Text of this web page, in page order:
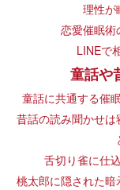
理性が
恋愛催眠術
LINEで
童話や
童話に共通する催
昔話の読み聞かせ
舌切り雀に仕
桃太郎に隠された